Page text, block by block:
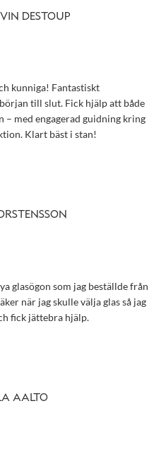
DESTOUP
kunniga! Fantastiskt
till slut. Fick hjälp att både
– med engagerad guidning kring
Klart bäst i stan!
glasögon som jag beställde från
när jag skulle välja glas så jag
fick jättebra hjälp.
AALTO